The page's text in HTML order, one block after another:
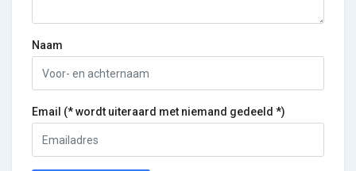
Naam
Email (* wordt uiteraard met niemand gedeeld *)